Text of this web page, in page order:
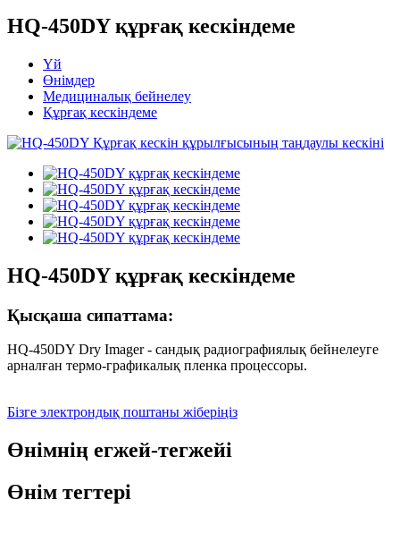
HQ-450DY құрғақ кескіндеме
Үй
Өнімдер
Медициналық бейнелеу
Құрғақ кескіндеме
HQ-450DY құрғақ кескіндеме
Қысқаша сипаттама:
HQ-450DY Dry ​​Imager - сандық радиографиялық бейнелеуге
арналған термо-графикалық пленка процессоры.
Бізге электрондық поштаны жіберіңіз
Өнімнің егжей-тегжейі
Өнім тегтері